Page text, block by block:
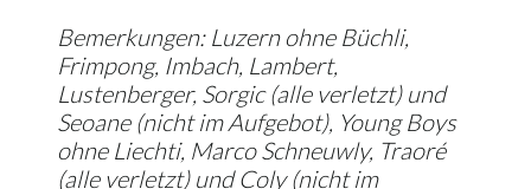
Bemerkungen: Luzern ohne Büchli,
Frimpong, Imbach, Lambert,
Lustenberger, Sorgic (alle verletzt) und
Seoane (nicht im Aufgebot), Young Boys
ohne Liechti, Marco Schneuwly, Traoré
(alle verletzt) und Coly (nicht im